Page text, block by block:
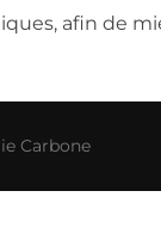
afin de
Carbone